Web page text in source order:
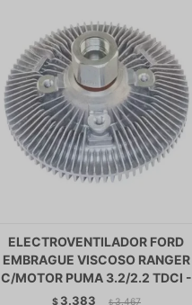
ELECTROVENTILADOR FORD
EMBRAGUE VISCOSO RANGER
C/MOTOR PUMA 3.2/2.2 TDCI -
$ 3.383 $ 3.467